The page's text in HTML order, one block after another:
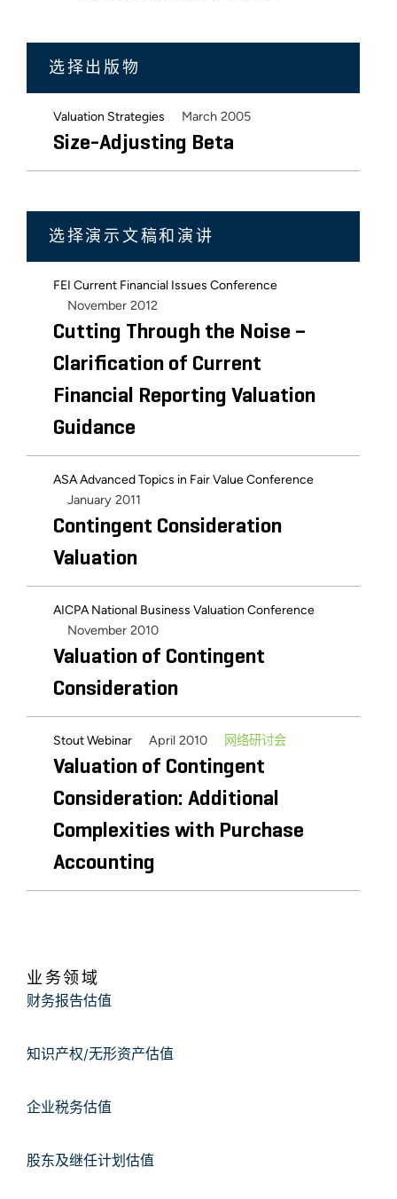
选择出版物
Valuation Strategies March 2005
Size-Adjusting Beta
选择演示文稿和演讲
FEI Current Financial Issues Conference
November 2012
Cutting Through the Noise –
Clarification of Current
Financial Reporting Valuation
Guidance
ASA Advanced Topics in Fair Value Conference
January 2011
Contingent Consideration
Valuation
AICPA National Business Valuation Conference
November 2010
Valuation of Contingent
Consideration
Stout Webinar April 2010 网络研讨会
Valuation of Contingent
Consideration: Additional
Complexities with Purchase
Accounting
业务领域
财务报告估值
知识产权/无形资产估值
企业税务估值
股东及继任计划估值